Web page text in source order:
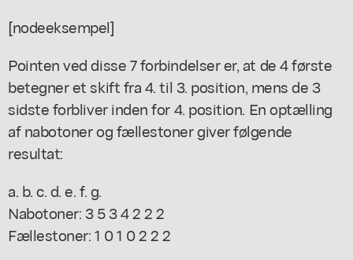
[nodeeksempel]
Pointen ved disse 7 forbindelser er, at de 4 første
betegner et skift fra 4. til 3. position, mens de 3
sidste forbliver inden for 4. position. En optælling
af nabotoner og fællestoner giver følgende
resultat:
a. b. c. d. e. f. g.
Nabotoner: 3 5 3 4 2 2 2
Fællestoner: 1 0 1 0 2 2 2